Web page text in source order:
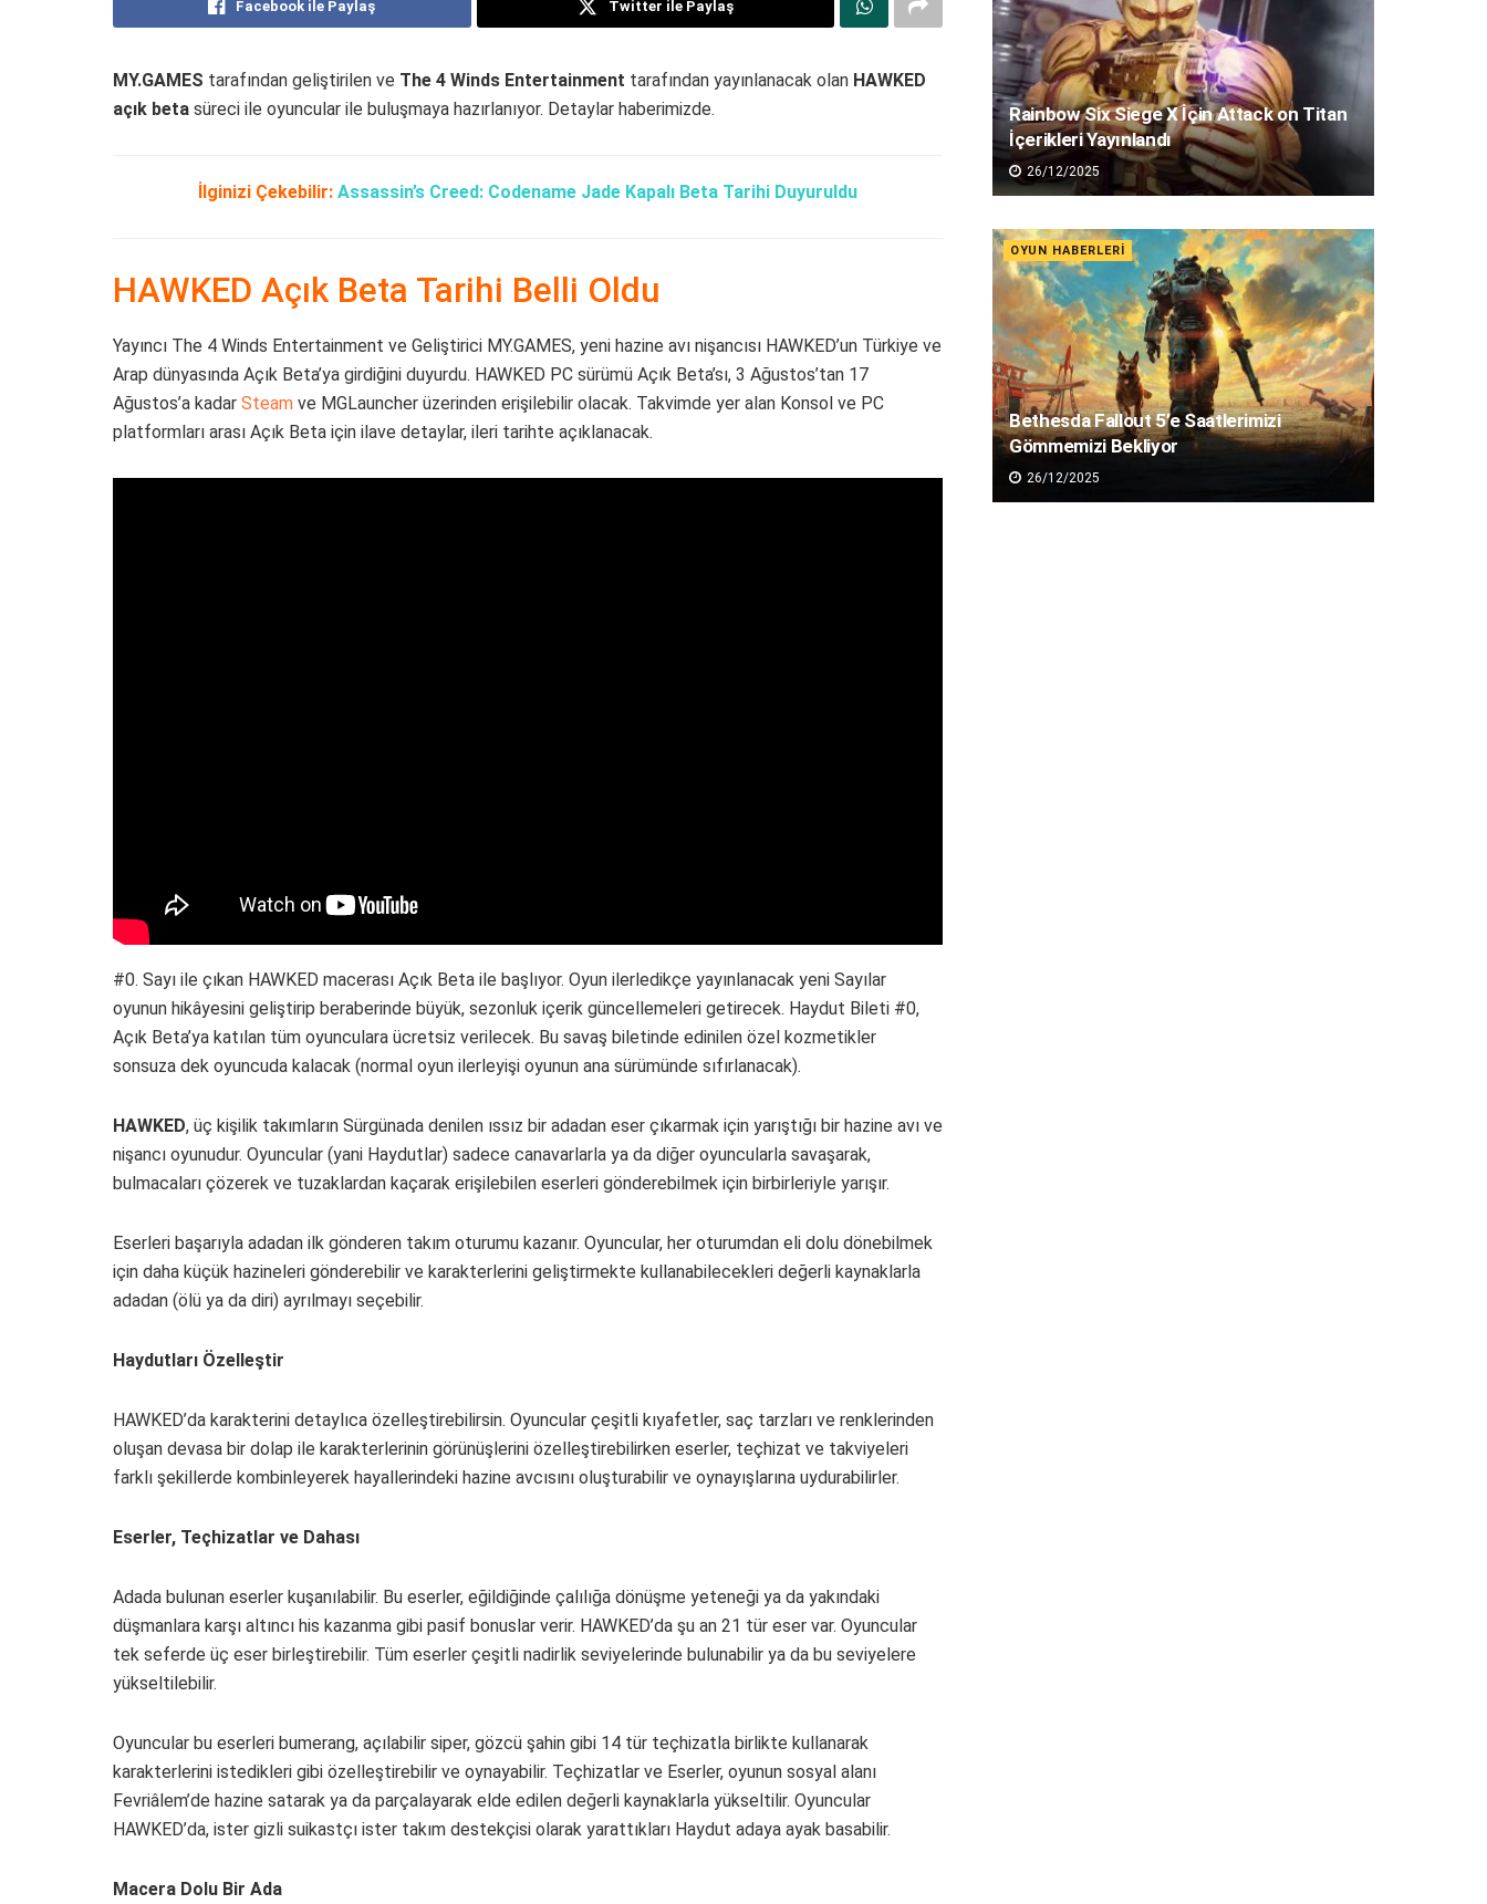
Facebook ile Paylaş Twitter ile Paylaş
MY.GAMES tarafından geliştirilen ve The 4 Winds Entertainment tarafından yayınlanacak olan HAWKED
açık beta süreci ile oyuncular ile buluşmaya hazırlanıyor. Detaylar haberimizde.
İlginizi Çekebilir: Assassin’s Creed: Codename Jade Kapalı Beta Tarihi Duyuruldu
HAWKED Açık Beta Tarihi Belli Oldu
Yayıncı The 4 Winds Entertainment ve Geliştirici MY.GAMES, yeni hazine avı nişancısı HAWKED’un Türkiye ve
Arap dünyasında Açık Beta’ya girdiğini duyurdu. HAWKED PC sürümü Açık Beta’sı, 3 Ağustos’tan 17
Ağustos’a kadar Steam ve MGLauncher üzerinden erişilebilir olacak. Takvimde yer alan Konsol ve PC
platformları arası Açık Beta için ilave detaylar, ileri tarihte açıklanacak.
#0. Sayı ile çıkan HAWKED macerası Açık Beta ile başlıyor. Oyun ilerledikçe yayınlanacak yeni Sayılar
oyunun hikâyesini geliştirip beraberinde büyük, sezonluk içerik güncellemeleri getirecek. Haydut Bileti #0,
Açık Beta’ya katılan tüm oyunculara ücretsiz verilecek. Bu savaş biletinde edinilen özel kozmetikler
sonsuza dek oyuncuda kalacak (normal oyun ilerleyişi oyunun ana sürümünde sıfırlanacak).
HAWKED, üç kişilik takımların Sürgünada denilen ıssız bir adadan eser çıkarmak için yarıştığı bir hazine avı ve
nişancı oyunudur. Oyuncular (yani Haydutlar) sadece canavarlarla ya da diğer oyuncularla savaşarak,
bulmacaları çözerek ve tuzaklardan kaçarak erişilebilen eserleri gönderebilmek için birbirleriyle yarışır.
Eserleri başarıyla adadan ilk gönderen takım oturumu kazanır. Oyuncular, her oturumdan eli dolu dönebilmek
için daha küçük hazineleri gönderebilir ve karakterlerini geliştirmekte kullanabilecekleri değerli kaynaklarla
adadan (ölü ya da diri) ayrılmayı seçebilir.
Haydutları Özelleştir
HAWKED’da karakterini detaylıca özelleştirebilirsin. Oyuncular çeşitli kıyafetler, saç tarzları ve renklerinden
oluşan devasa bir dolap ile karakterlerinin görünüşlerini özelleştirebilirken eserler, teçhizat ve takviyeleri
farklı şekillerde kombinleyerek hayallerindeki hazine avcısını oluşturabilir ve oynayışlarına uydurabilirler.
Eserler, Teçhizatlar ve Dahası
Adada bulunan eserler kuşanılabilir. Bu eserler, eğildiğinde çalılığa dönüşme yeteneği ya da yakındaki
düşmanlara karşı altıncı his kazanma gibi pasif bonuslar verir. HAWKED’da şu an 21 tür eser var. Oyuncular
tek seferde üç eser birleştirebilir. Tüm eserler çeşitli nadirlik seviyelerinde bulunabilir ya da bu seviyelere
yükseltilebilir.
Oyuncular bu eserleri bumerang, açılabilir siper, gözcü şahin gibi 14 tür teçhizatla birlikte kullanarak
karakterlerini istedikleri gibi özelleştirebilir ve oynayabilir. Teçhizatlar ve Eserler, oyunun sosyal alanı
Fevriâlem’de hazine satarak ya da parçalayarak elde edilen değerli kaynaklarla yükseltilir. Oyuncular
HAWKED’da, ister gizli suikastçı ister takım destekçisi olarak yarattıkları Haydut adaya ayak basabilir.
Macera Dolu Bir Ada
Rainbow Six Siege X İçin Attack on Titan
İçerikleri Yayınlandı
26/12/2025
OYUN HABERLERI
Bethesda Fallout 5’e Saatlerimizi
Gömmemizi Bekliyor
26/12/2025